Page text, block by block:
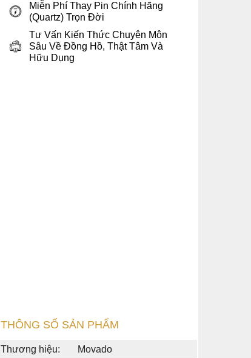
Miễn Phí Thay Pin Chính Hãng
(Quartz) Trọn Đời
Tư Vấn Kiến Thức Chuyên Môn
Sâu Về Đồng Hồ, Thật Tâm Và
Hữu Dụng
THÔNG SỐ SẢN PHẨM
Thương hiệu:
Movado